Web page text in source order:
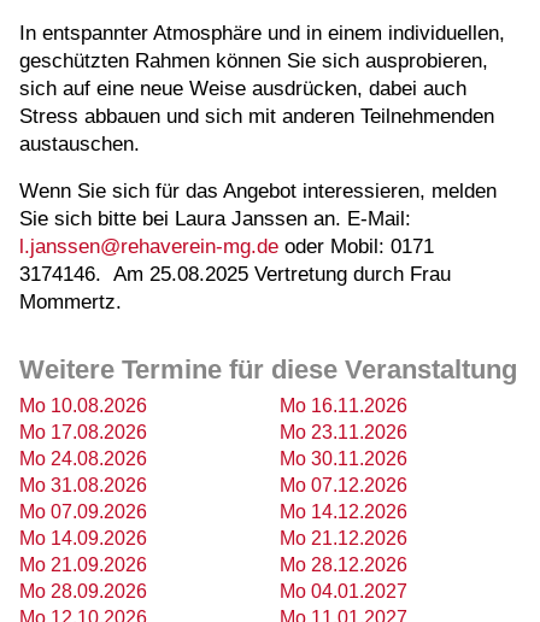
In entspannter Atmosphäre und in einem individuellen,
geschützten Rahmen können Sie sich ausprobieren,
sich auf eine neue Weise ausdrücken, dabei auch
Stress abbauen und sich mit anderen Teilnehmenden
austauschen.
Wenn Sie sich für das Angebot interessieren, melden
Sie sich bitte bei Laura Janssen an. E-Mail:
l.janssen@rehaverein-mg.de oder Mobil: 0171
3174146. Am 25.08.2025 Vertretung durch Frau
Mommertz.
Weitere Termine für diese Veranstaltung
Mo 10.08.2026
Mo 17.08.2026
Mo 24.08.2026
Mo 31.08.2026
Mo 07.09.2026
Mo 14.09.2026
Mo 21.09.2026
Mo 28.09.2026
Mo 12.10.2026
Mo 16.11.2026
Mo 23.11.2026
Mo 30.11.2026
Mo 07.12.2026
Mo 14.12.2026
Mo 21.12.2026
Mo 28.12.2026
Mo 04.01.2027
Mo 11.01.2027